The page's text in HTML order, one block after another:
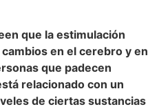
que la estimulación
en el cerebro y en
que padecen
relacionado con un
de ciertas sustancias